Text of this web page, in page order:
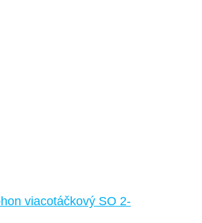
viacotáčkový SO 2-